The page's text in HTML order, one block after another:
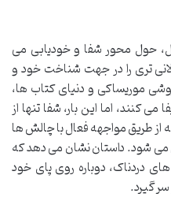
حول محور شفا و خودیابی می
تری را در جهت شناخت خود و
موریساکی و دنیای کتاب ها،
کنند، اما این بار، شفا تنها از
طریق مواجهه فعال با چالش ها
شود. داستان نشان می دهد که
دردناک، دوباره روی پای خود
سر گیرد.